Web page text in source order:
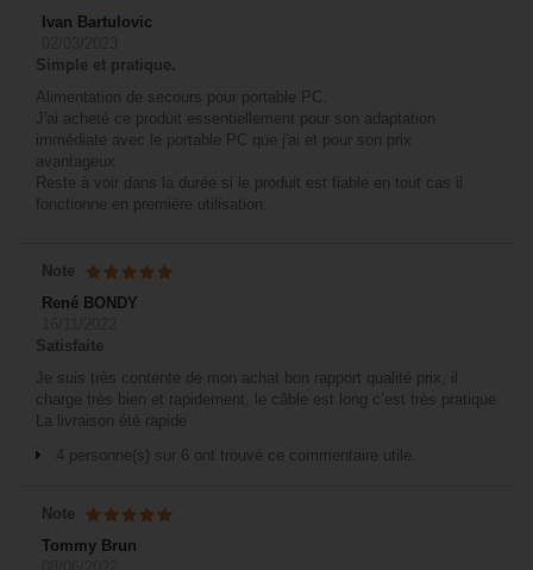
Ivan Bartulovic
Simple et pratique.
Alimentation de secours pour portable PC.
J'ai acheté ce produit essentiellement pour son adaptation
immédiate avec le portable PC que j'ai et pour son prix
avantageux.
Reste à voir dans la durée si le produit est fiable en tout cas il
fonctionne en première utilisation.
Note
René BONDY
Satisfaite
Je suis très contente de mon achat bon rapport qualité prix, il
charge très bien et rapidement, le câble est long c’est très pratique
La livraison été rapide
4 personne(s) sur 6 ont trouvé ce commentaire utile.
Note
Tommy Brun